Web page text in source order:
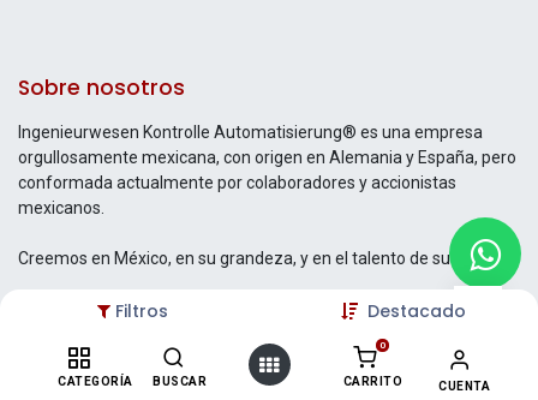
Filtros Destacado
CATEGORÍA BUSCAR
0
CARRITO CUENTA
Sobre nosotros
Ingenieurwesen Kontrolle Automatisierung® es una empresa
orgullosamente mexicana, con origen en Alemania y España, pero
conformada actualmente por colaboradores y accionistas
mexicanos.
Creemos en México, en su grandeza, y en el talento de su gente.
Contáctenos